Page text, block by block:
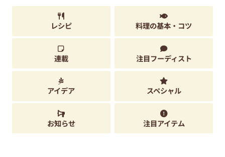
レシピ 料理の基本・コツ
連載 注目フーディスト
アイデア スペシャル
お知らせ 注目アイテム